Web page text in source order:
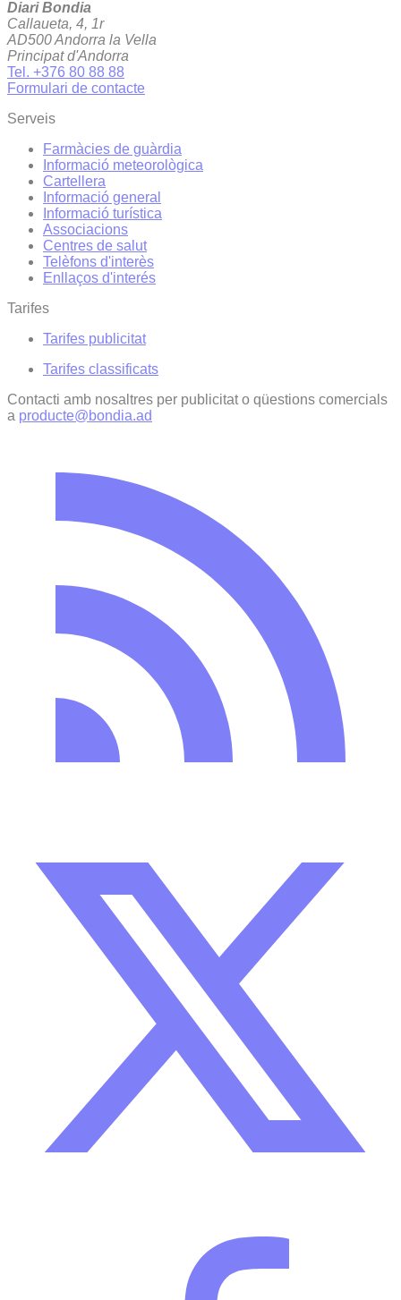
Diari Bondia
Callaueta, 4, 1r
AD500 Andorra la Vella
Principat d'Andorra
Tel. +376 80 88 88
Formulari de contacte
Serveis
Farmàcies de guàrdia
Informació meteorològica
Cartellera
Informació general
Informació turística
Associacions
Centres de salut
Telèfons d'interès
Enllaços d'interés
Tarifes
Tarifes publicitat
Tarifes classificats
Contacti amb nosaltres per publicitat o qüestions comercials
a producte@bondia.ad